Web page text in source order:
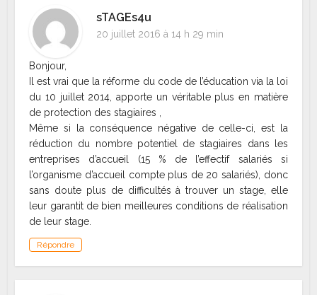
sTAGEs4u
20 juillet 2016 à 14 h 29 min
Bonjour,
Il est vrai que la réforme du code de l’éducation via la loi
du 10 juillet 2014, apporte un véritable plus en matière
de protection des stagiaires ,
Même si la conséquence négative de celle-ci, est la
réduction du nombre potentiel de stagiaires dans les
entreprises d’accueil (15 % de l’effectif salariés si
l’organisme d’accueil compte plus de 20 salariés), donc
sans doute plus de difficultés à trouver un stage, elle
leur garantit de bien meilleures conditions de réalisation
de leur stage.
Répondre